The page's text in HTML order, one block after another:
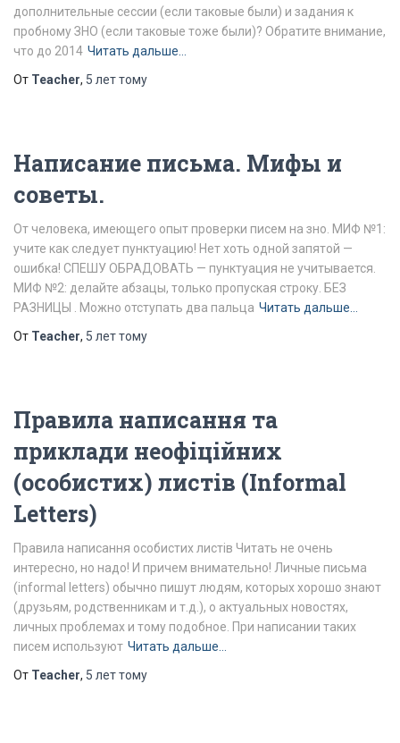
дополнительные сессии (если таковые были) и задания к
пробному ЗНО (если таковые тоже были)? Обратите внимание,
что до 2014 Читать дальше…
От Teacher, 5 леттому
Написание письма. Мифы и
советы.
От человека, имеющего опыт проверки писем на зно. МИФ №1:
учите как следует пунктуацию! Нет хоть одной запятой —
ошибка! СПЕШУ ОБРАДОВАТЬ — пунктуация не учитывается.
МИФ №2: делайте абзацы, только пропуская строку. БЕЗ
РАЗНИЦЫ . Можно отступать два пальца Читать дальше…
От Teacher, 5 леттому
Правила написання та
приклади неофіційних
(особистих) листів (Informal
Letters)
Правила написання особистих листів Читать не очень
интересно, но надо! И причем внимательно! Личные письма
(informal letters) обычно пишут людям, которых хорошо знают
(друзьям, родственникам и т.д.), о актуальных новостях,
личных проблемах и тому подобное. При написании таких
писем используют Читать дальше…
От Teacher, 5 леттому